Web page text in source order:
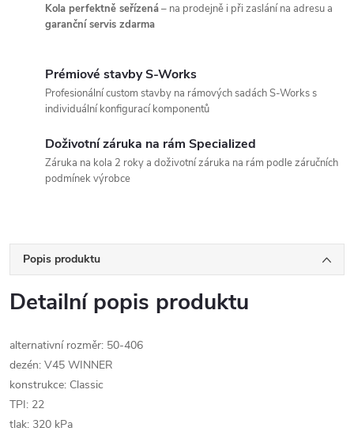
Kola perfektně seřízená– na prodejně i při zaslání na adresu a
garanční servis zdarma
Prémiové stavby S-Works
Profesionální custom stavby na rámových sadách S-Works s
individuální konfigurací komponentů
Doživotní záruka na rám Specialized
Záruka na kola 2 roky a doživotní záruka na rám podle záručních
podmínek výrobce
Popis produktu
Detailní popis produktu
alternativní rozměr: 50-406
dezén: V45 WINNER
konstrukce: Classic
TPI: 22
tlak: 320 kPa